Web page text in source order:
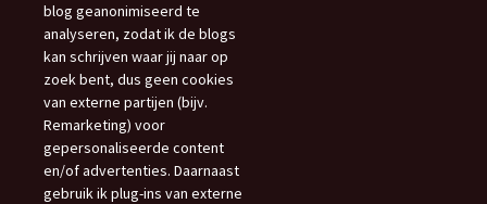
blog geanonimiseerd te
analyseren, zodat ik de blogs
kan schrijven waar jij naar op
zoek bent, dus geen cookies
van externe partijen (bijv.
Remarketing) voor
gepersonaliseerde content
en/of advertenties. Daarnaast
gebruik ik plug-ins van externe